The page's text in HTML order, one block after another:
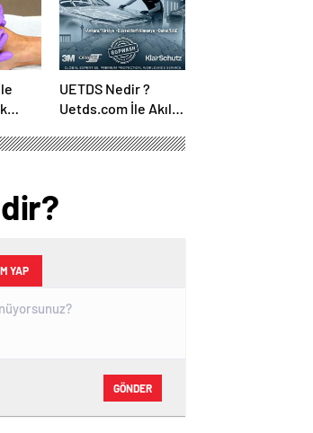
UETDS Nedir ?
Uetds.com İle Akıllı
Yazılımı
YAP
GÖNDER